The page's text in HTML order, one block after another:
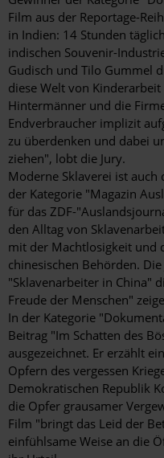
Film aus der Reportage-
in Indien: 14 Stunden
indischen Souvenir-
Gudisch und Tilo Gummel
diese Welt von
Hintermänner und die
Endverbraucher implizit
zu überdenken und dabei
ziehen", lobt die Jury.
Moderne Sklaverei ist auch
der Kategorie "Magazin
für das ZDF-
den Alltag von
mit der Machtlosigkeit und
chinesischen Behörden.
"Sklavenarbeiter in China"
Freude der Menschen"
In der Kategorie
Beitrag "Im Schatten des
ausgezeichnet. Er erzählt
Opfern des vergessen
Demokratischen Republik
die Opfer grausamer
Film "bringt das Leid der
einfühlsame Weise an die